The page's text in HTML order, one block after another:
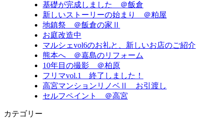
基礎が完成しました ＠飯倉
新しいストーリーの始まり ＠粕屋
地鎮祭 ＠飯倉の家Ⅱ
お庭改造中
マルシェvol6のお礼と、新しいお店のご紹介
熊本へ ＠嘉島のリフォーム
10年目の撮影 ＠柏原
フリマvol.1 終了しました！
高宮マンションリノベⅡ お引渡し
セルフペイント ＠高宮
カテゴリー